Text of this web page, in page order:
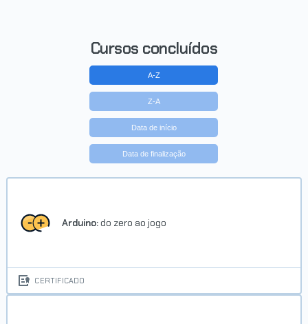
Cursos concluídos
A-Z
Z-A
Data de início
Data de finalização
Arduino: do zero ao jogo
CERTIFICADO